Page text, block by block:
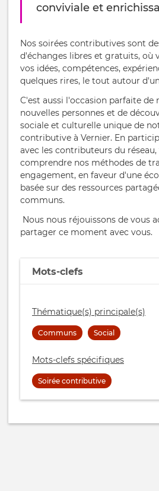
conviviale et
Nos soirées contributives sont
d'échanges libres et gratuits, où
vos idées, compétences,
quelques rires, le tout autour
C'est aussi l'occasion parfaite de
nouvelles personnes et de
sociale et culturelle unique de
contributive à Vernier. En
avec les contributeurs du
comprendre nos méthodes de
engagement, en faveur d'une
basée sur des ressources
communs.
Nous nous réjouissons de vous
partager ce moment avec vous.
Mots-clefs
Thématique(s) principale(s)
Communs Social
Mots-clefs spécifiques
Soirée contributive